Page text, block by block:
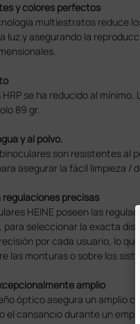
y colores perfectos
multiestratos reduce
luz y asegurando la
HRP se ha reducido al
89 gr.
y al polvo.
son resistentes al
asegurar la fácil limpieza /
regulaciones precisas
HEINE poseen las
seleccionar la exacta
por cada usuario, lo que
las monturas o sobre los
amplio
óptico asegura un amplio
el cansancio durante un